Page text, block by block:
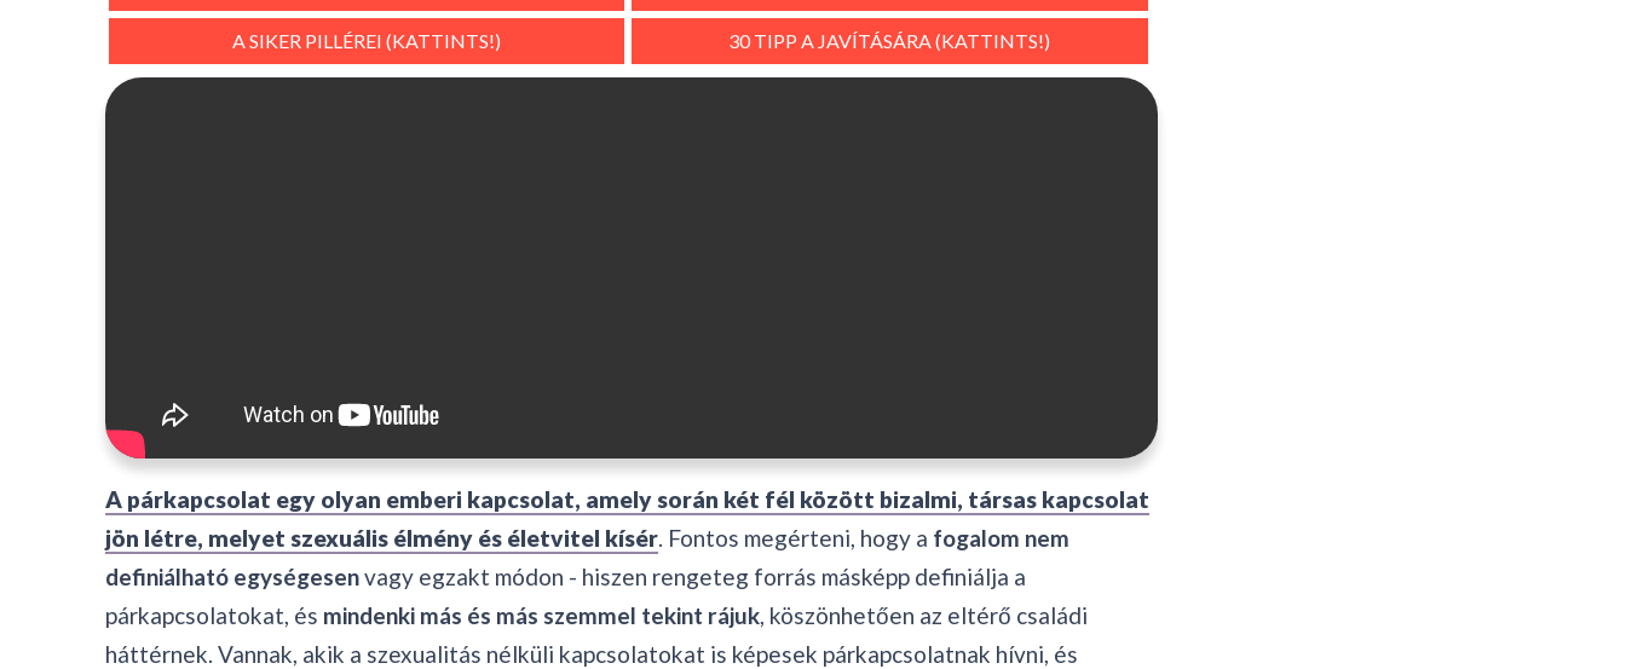
A SIKER PILLÉREI (KATTINTS!) 30 TIPP A JAVÍTÁSÁRA (KATTINTS!)
A párkapcsolat egy olyan emberi kapcsolat, amely során két fél között bizalmi, társas kapcsolat
jön létre, melyet szexuális élmény és életvitel kísér. Fontos megérteni, hogy a fogalom nem
definiálható egységesenvagy egzakt módon - hiszen rengeteg forrás másképp definiálja a
párkapcsolatokat, és mindenki más és más szemmel tekint rájuk, köszönhetően az eltérő családi
háttérnek. Vannak, akik a szexualitás nélküli kapcsolatokat is képesek párkapcsolatnak hívni, és